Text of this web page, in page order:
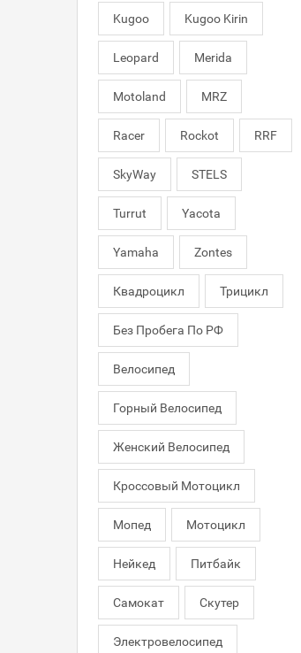
Kugoo Kugoo Kirin
Leopard Merida
Motoland MRZ
Racer Rockot RRF
SkyWay STELS
Turrut Yacota
Yamaha Zontes
Квадроцикл Трицикл
Без Пробега По РФ
Велосипед
Горный Велосипед
Женский Велосипед
Кроссовый Мотоцикл
Мопед Мотоцикл
Нейкед Питбайк
Самокат Скутер
Электровелосипед